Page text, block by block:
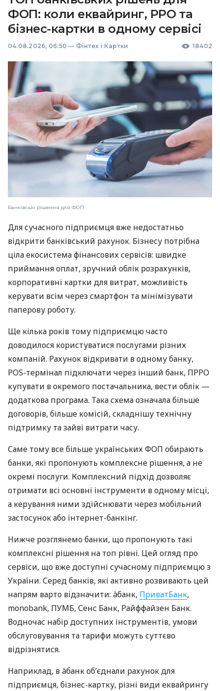
ФОП: коли еквайринг, РРО та
бізнес-картки в одному сервісі
04.08.2026, 06:50 — Фінтех і Картки 18402
Банківські рішення для ФОП
Для сучасного підприємця вже недостатньо
відкрити банківський рахунок. Бізнесу потрібна
ціла екосистема фінансових сервісів: швидке
приймання оплат, зручний облік розрахунків,
корпоративні картки для витрат, можливість
керувати всім через смартфон та мінімізувати
паперову роботу.
Ще кілька років тому підприємцю часто
доводилося користуватися послугами різних
компаній. Рахунок відкривати в одному банку,
POS-термінал підключати через інший банк, ПРРО
купувати в окремого постачальника, вести облік —
додаткова програма. Така схема означала більше
договорів, більше комісій, складнішу технічну
підтримку та зайві витрати часу.
Саме тому все більше українських ФОП обирають
банки, які пропонують комплексне рішення, а не
окремі послуги. Комплексний підхід дозволяє
отримати всі основні інструменти в одному місці,
а керування ними здійснювати через мобільний
застосунок або інтернет-банкінг.
Нижче розглянемо банки, що пропонують такі
комплексні рішення на топ рівні. Цей огляд про
сервіси, що вже доступні сучасному підприємцю з
України. Серед банків, які активно розвивають цей
напрям варто відзначити: àбанк, ПриватБанк,
monobank, ПУМБ, Сенс Банк, Райффайзен Банк.
Водночас набір доступних інструментів, умови
обслуговування та тарифи можуть суттєво
відрізнятися.
Наприклад, в àбанк об’єднали рахунок для
підприємця, бізнес-картку, різні види еквайрингу